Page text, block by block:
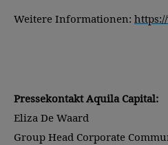
Weitere Informationen:
Pressekontakt Aquila Capital:
Eliza De Waard
Group Head Corporate